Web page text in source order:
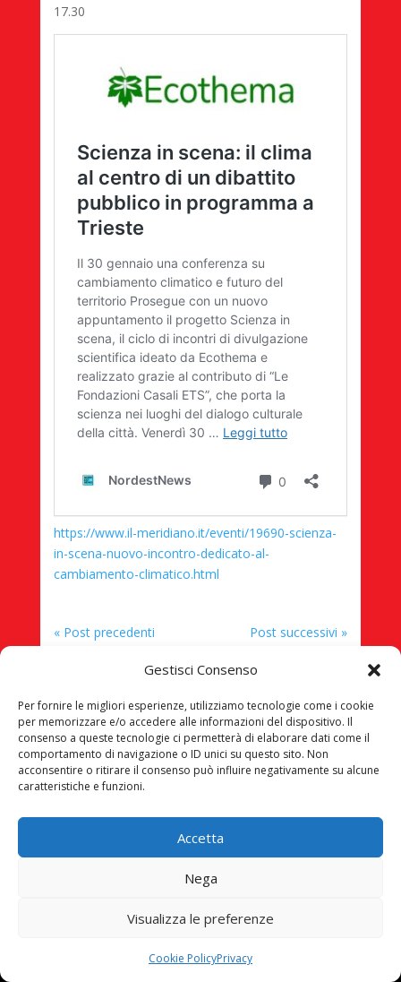
Gestisci Consenso
Per fornire le migliori esperienze, utilizziamo tecnologie come i cookie
per memorizzare e/o accedere alle informazioni del dispositivo. Il
consenso a queste tecnologie ci permetterà di elaborare dati come il
comportamento di navigazione o ID unici su questo sito. Non
acconsentire o ritirare il consenso può influire negativamente su alcune
caratteristiche e funzioni.
Accetta
Nega
Visualizza le preferenze
Cookie PolicyPrivacy
17.30
https://www.il-meridiano.it/eventi/19690-scienza-
in-scena-nuovo-incontro-dedicato-al-
cambiamento-climatico.html
« Post precedenti Post successivi »
LE FONDAZIONI CASALI ETS
Via C. Beccaria, 3
fondazionicasali@pec.it
Codice Fiscale/P. IVA: 90091950320
SEZIONE SOCIO ASSISTENZIALE